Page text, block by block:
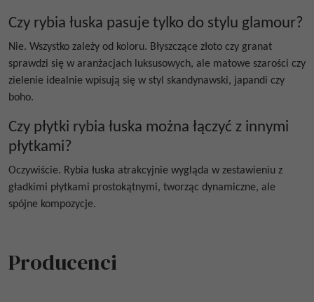
Czy rybia łuska pasuje tylko do stylu glamour?
Nie. Wszystko zależy od koloru. Błyszczące złoto czy granat
sprawdzi się w aranżacjach luksusowych, ale matowe szarości czy
zielenie idealnie wpisują się w styl skandynawski, japandi czy
boho.
Czy płytki rybia łuska można łączyć z innymi
płytkami?
Oczywiście. Rybia łuska atrakcyjnie wygląda w zestawieniu z
gładkimi płytkami prostokątnymi, tworząc dynamiczne, ale
spójne kompozycje.
Producenci